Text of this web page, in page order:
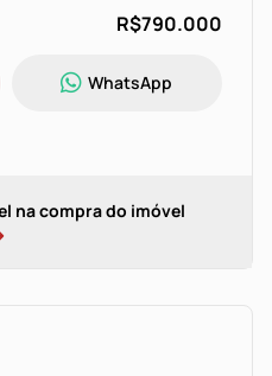
R$790.000
WhatsApp
na compra do imóvel